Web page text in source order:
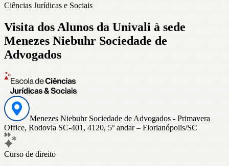
Ciências Jurídicas e Sociais
Visita dos Alunos da Univali à sede
Menezes Niebuhr Sociedade de
Advogados
Menezes Niebuhr Sociedade de Advogados - Primavera
Office, Rodovia SC-401, 4120, 5º andar – Florianópolis/SC
Curso de direito